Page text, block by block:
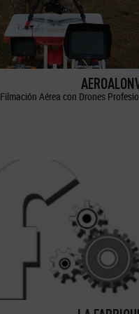
Filmación Aérea con Drones